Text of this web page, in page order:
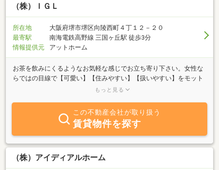
（株）ＩＧＬ
所在地
大阪府堺市堺区向陵西町４丁１２－２０
最寄駅
南海電鉄高野線 三国ヶ丘駅 徒歩3分
情報提供元
アットホーム
お茶を飲みにくるようなお気軽な感じでお立ち寄り下さい。女性な
らではの目線で【可愛い】【住みやすい】【扱いやすい】をモット
ーにしっかりお手伝いをさせて頂きます。お店はお客様と社員が財
に今日のご縁に感謝しお客様のご希望に沿える物件を全力でお探し
します。当社は堺市内を中心に売買、賃貸、管理を主な業務とする
会社です。引越しやリフォームのご相談もさせて頂いております。
また、家財にかける少額短期保険から火災保険までご案内できます
のでお気軽にご相談下さいませ。まずはお電話くださいませー
もっと見る
この不動産会社が取り扱う
賃貸物件を探す
（株）アイディアルホーム